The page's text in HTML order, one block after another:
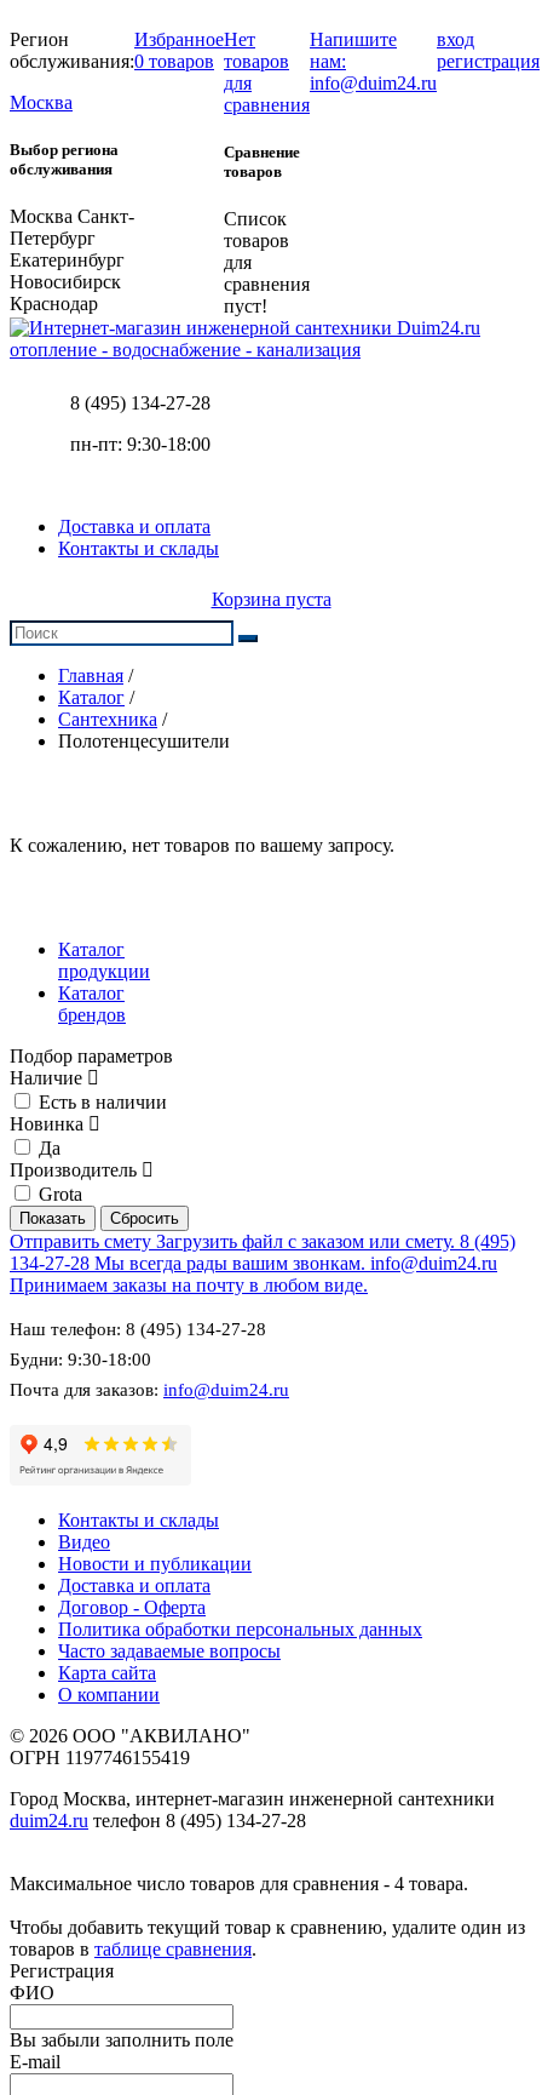
Регион
обслуживания:
Москва
Выбор региона
обслуживания
Москва Санкт-
Петербург
Екатеринбург
Новосибирск
Краснодар
Избранное
0 товаров
Нет
товаров
для
сравнения
Сравнение
товаров
Список
товаров
для
сравнения
пуст!
Напишите
нам:
info@duim24.ru
вход
регистрация
отопление - водоснабжение - канализация
8 (495) 134-27-28
пн-пт: 9:30-18:00
Доставка и оплата
Контакты и склады
Корзина пуста
Главная /
Каталог /
Сантехника /
Полотенцесушители
К сожалению, нет товаров по вашему запросу.
Каталог
продукции
Каталог
брендов
Подбор параметров
Наличие
Есть в наличии
Новинка
Да
Производитель
Grota
Отправить смету Загрузить файл с заказом или смету. 8 (495)
134-27-28 Мы всегда рады вашим звонкам. info@duim24.ru
Принимаем заказы на почту в любом виде.
Наш телефон: 8 (495) 134-27-28
Будни: 9:30-18:00
Почта для заказов: info@duim24.ru
Контакты и склады
Видео
Новости и публикации
Доставка и оплата
Договор - Оферта
Политика обработки персональных данных
Часто задаваемые вопросы
Карта сайта
О компании
© 2026 ООО "АКВИЛАНО"
ОГРН 1197746155419
Город Москва, интернет-магазин инженерной сантехники
duim24.ru телефон 8 (495) 134-27-28
Максимальное число товаров для сравнения - 4 товара.
Чтобы добавить текущий товар к сравнению, удалите один из
товаров в таблице сравнения.
Регистрация
ФИО
Вы забыли заполнить поле
E-mail